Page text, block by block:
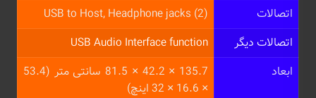
اتصالات
USB to Host, Headphone jacks (2)
اتصالات دیگر
USB Audio Interface function
ابعاد
135.7 × 42.2 × 81.5 سانتی متر (53.4
× 16.6 × 32 اینچ)